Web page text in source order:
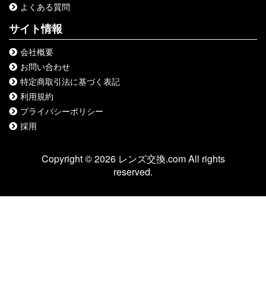
よくある質問
サイト情報
会社概要
お問い合わせ
特定商取引法に基づく表記
利用規約
プライバシーポリシー
採用
Copyright © 2026 レンズ交換.com All rights
reserved.